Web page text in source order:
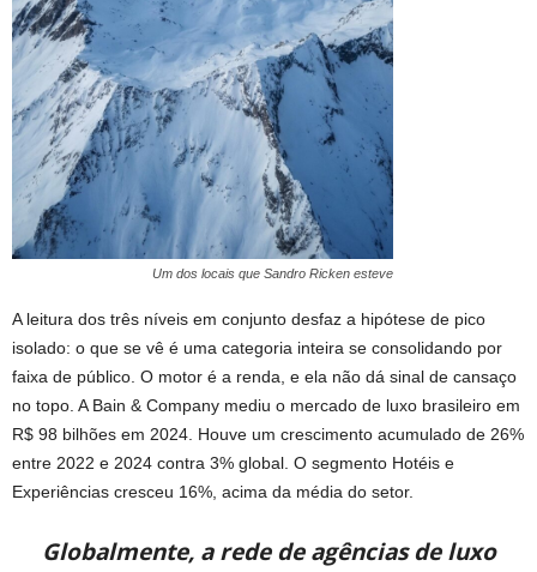
Um dos locais que Sandro Ricken esteve
A leitura dos três níveis em conjunto desfaz a hipótese de pico
isolado: o que se vê é uma categoria inteira se consolidando por
faixa de público. O motor é a renda, e ela não dá sinal de cansaço
no topo. A Bain & Company mediu o mercado de luxo brasileiro em
R$ 98 bilhões em 2024. Houve um crescimento acumulado de 26%
entre 2022 e 2024 contra 3% global. O segmento Hotéis e
Experiências cresceu 16%, acima da média do setor.
Globalmente, a rede de agências de luxo